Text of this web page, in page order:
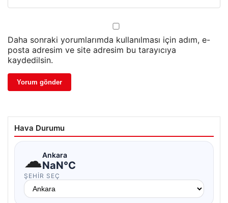
Daha sonraki yorumlarımda kullanılması için adım, e-
posta adresim ve site adresim bu tarayıcıya
kaydedilsin.
Hava Durumu
☁Ankara
NaN°C
ŞEHIR SEÇ